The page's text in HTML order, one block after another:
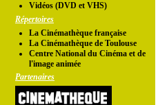
Vidéos (DVD et VHS)
Répertoires
La Cinémathèque française
La Cinémathèque de Toulouse
Centre National du Cinéma et de
l'image animée
Partenaires